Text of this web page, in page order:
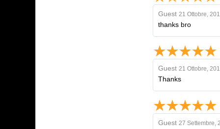
Guest 21 Ottobre,
thanks bro
Guest 21 Ottobre,
Thanks
Guest 27 Settembre,